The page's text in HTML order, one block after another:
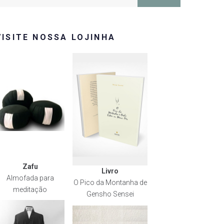
NOSSA LOJINHA
Zafu
Almofada para
meditação
Livro
O Pico da Montanha de
Gensho Sensei